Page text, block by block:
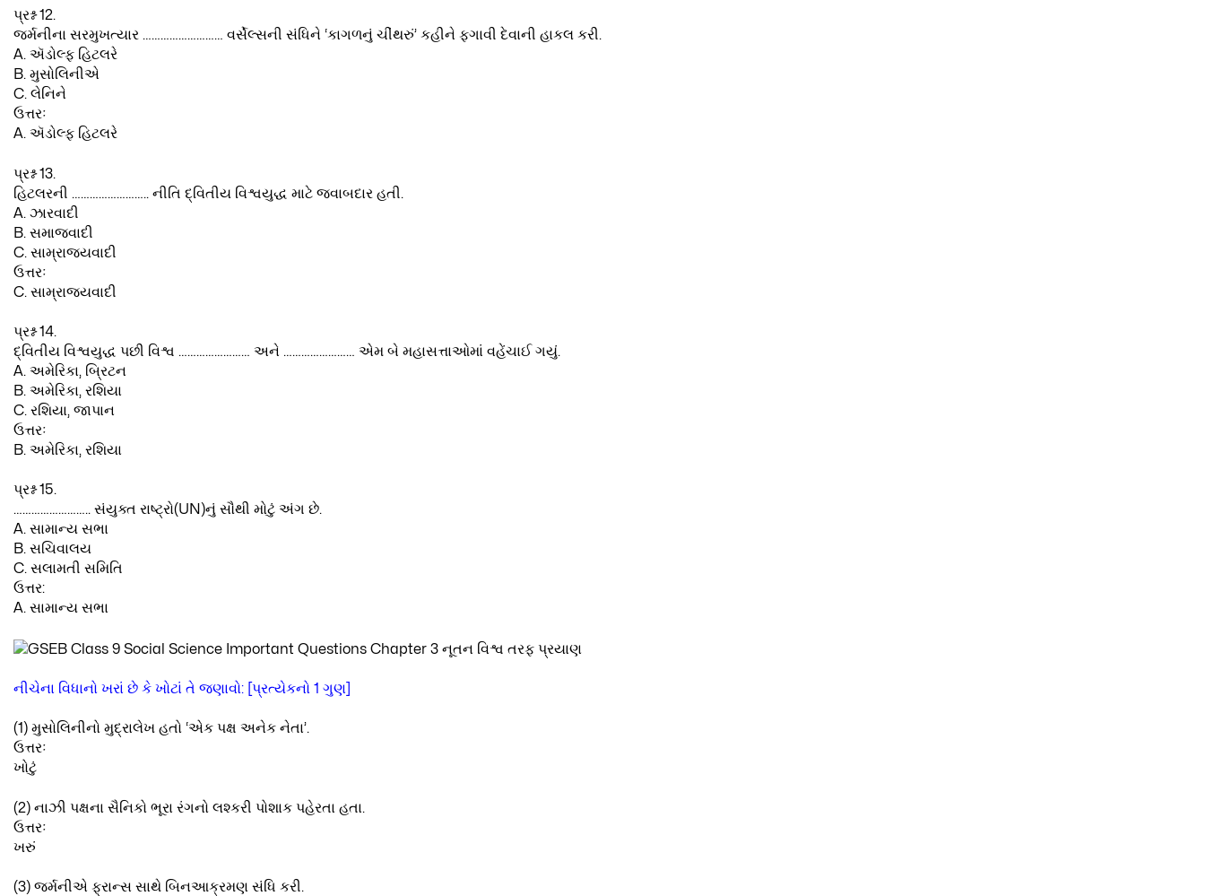
પ્રશ્ન 12.
જર્મનીના સરમુખત્યાર ……………………… વર્સેલ્સની સંધિને ‘કાગળનું ચીંથરું’ કહીને ફગાવી દેવાની હાકલ કરી.
A. ઍડોલ્ફ હિટલરે
B. મુસોલિનીએ
C. લેનિને
ઉત્તરઃ
A. ઍડોલ્ફ હિટલરે
પ્રશ્ન 13.
હિટલરની …………………….. નીતિ દ્વિતીય વિશ્વયુદ્ધ માટે જવાબદાર હતી.
A. ઝારવાદી
B. સમાજવાદી
C. સામ્રાજ્યવાદી
ઉત્તરઃ
C. સામ્રાજ્યવાદી
પ્રશ્ન 14.
દ્વિતીય વિશ્વયુદ્ધ પછી વિશ્વ …………………… અને …………………… એમ બે મહાસત્તાઓમાં વહેંચાઈ ગયું.
A. અમેરિકા, બ્રિટન
B. અમેરિકા, રશિયા
C. રશિયા, જાપાન
ઉત્તરઃ
B. અમેરિકા, રશિયા
પ્રશ્ન 15.
…………………….. સંયુક્ત રાષ્ટ્રો(UN)નું સૌથી મોટું અંગ છે.
A. સામાન્ય સભા
B. સચિવાલય
C. સલામતી સમિતિ
ઉત્તર:
A. સામાન્ય સભા
નીચેના વિધાનો ખરાં છે કે ખોટાં તે જણાવો: [પ્રત્યેકનો 1 ગુણ]
(1) મુસોલિનીનો મુદ્રાલેખ હતો ‘એક પક્ષ અનેક નેતા’.
ઉત્તરઃ
ખોટું
(2) નાઝી પક્ષના સૈનિકો ભૂરા રંગનો લશ્કરી પોશાક પહેરતા હતા.
ઉત્તરઃ
ખરું
(3) જર્મનીએ ફ્રાન્સ સાથે બિનઆક્રમણ સંધિ કરી.